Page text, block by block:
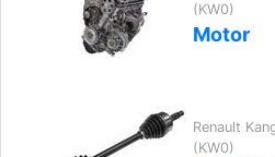
(KW0)
Motor
Renault
(KW0)